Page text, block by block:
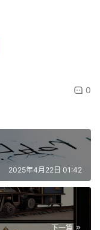
0
2025年4月22日 01:42
下一篇